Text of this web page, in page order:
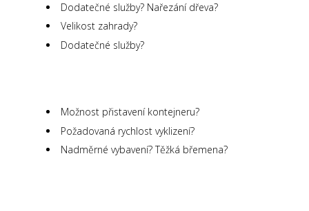
Dodatečné služby? Nařezání dřeva?
Velikost zahrady?
Dodatečné služby?
Možnost přistavení kontejneru?
Požadovaná rychlost vyklizení?
Nadměrné vybavení? Těžká břemena?